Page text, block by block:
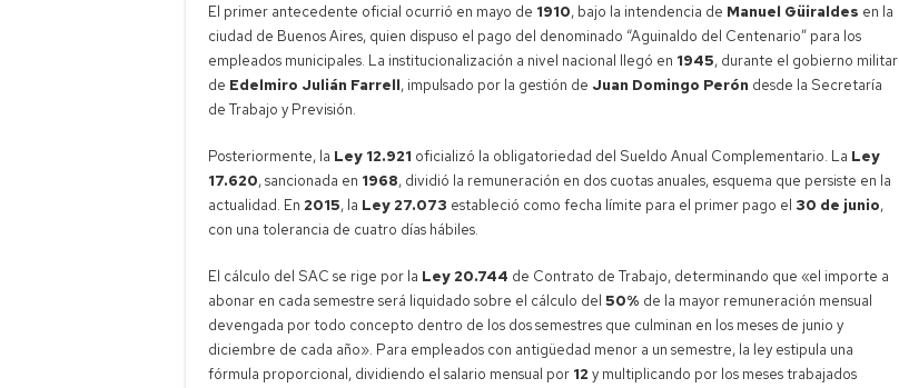
El primer antecedente oficial ocurrió en mayo de 1910, bajo la intendencia de Manuel Güiraldes en la
ciudad de Buenos Aires, quien dispuso el pago del denominado “Aguinaldo del Centenario” para los
empleados municipales. La institucionalización a nivel nacional llegó en 1945, durante el gobierno militar
de Edelmiro Julián Farrell, impulsado por la gestión de Juan Domingo Perón desde la Secretaría
de Trabajo y Previsión.
Posteriormente, la Ley 12.921 oficializó la obligatoriedad del Sueldo Anual Complementario. La Ley
17.620, sancionada en 1968, dividió la remuneración en dos cuotas anuales, esquema que persiste en la
actualidad. En 2015, la Ley 27.073 estableció como fecha límite para el primer pago el 30 de junio,
con una tolerancia de cuatro días hábiles.
El cálculo del SAC se rige por la Ley 20.744 de Contrato de Trabajo, determinando que «el importe a
abonar en cada semestre será liquidado sobre el cálculo del 50% de la mayor remuneración mensual
devengada por todo concepto dentro de los dos semestres que culminan en los meses de junio y
diciembre de cada año». Para empleados con antigüedad menor a un semestre, la ley estipula una
fórmula proporcional, dividiendo el salario mensual por 12 y multiplicando por los meses trabajados